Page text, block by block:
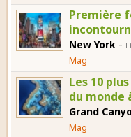
Première
New York -
Mag
Les 10
du monde
Grand
Mag